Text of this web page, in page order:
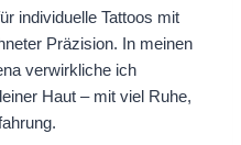
individuelle Tattoos mit
Präzision. In meinen
verwirkliche ich
Haut – mit viel Ruhe,